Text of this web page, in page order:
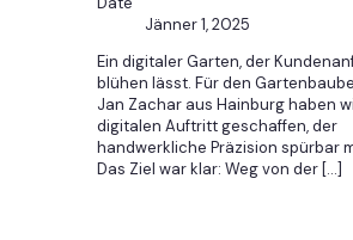
Jänner 1, 2025
Ein digitaler Garten, der
blühen lässt. Für den
Jan Zachar aus Hainburg haben
digitalen Auftritt geschaffen, der
handwerkliche Präzision spürbar
Das Ziel war klar: Weg von der […]